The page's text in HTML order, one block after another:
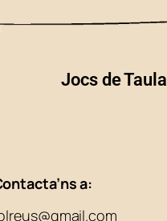
Jocs de Taula
a: